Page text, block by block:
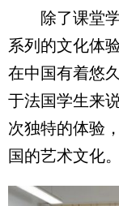
除了课堂学
系列的文化体
在中国有着悠
于法国学生来
次独特的体验
国的艺术文化。